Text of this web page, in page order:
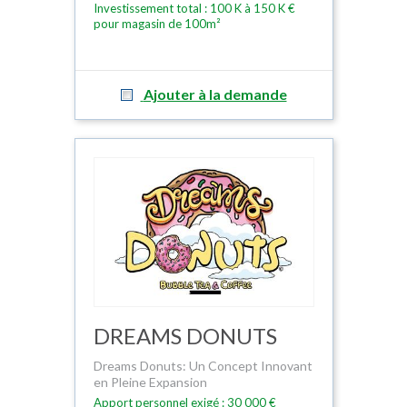
Investissement total : 100 K à 150 K €
pour magasin de 100m²
Ajouter à la demande
DREAMS DONUTS
Dreams Donuts: Un Concept Innovant
en Pleine Expansion
Apport personnel exigé : 30 000 €